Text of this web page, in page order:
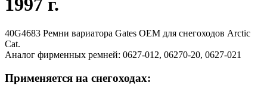
40G4683 Ремни вариатора Gates OEM для снегоходов Arctic
Cat.
Аналог фирменных ремней: 0627-012, 06270-20, 0627-021
Применяется на снегоходах: